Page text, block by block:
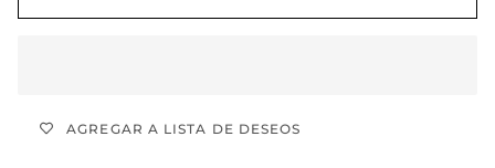
AGREGAR A LISTA DE DESEOS